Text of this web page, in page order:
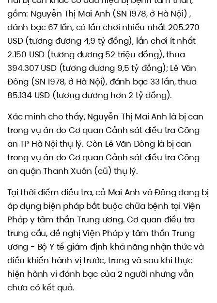
gồm: Nguyễn Thị Mai Anh (SN 1978, ở Hà Nội) ,
đánh bạc 67 lần, có lần chơi nhiều nhất 205.270
USD (tương đương 4,9 tỷ đồng), lần chơi ít nhất
2.150 USD (tương đương 52 triệu đồng), thua
394.307 USD (tương đương 9,5 tỷ đồng); Lê Văn
Đông (SN 1978, ở Hà Nội), đánh bạc 33 lần, thua
85.134 USD (tương đương hơn 2 tỷ đồng).
Xác minh cho thấy, Nguyễn Thị Mai Anh là bị can
trong vụ án do Cơ quan Cảnh sát điều tra Công
an TP Hà Nội thụ lý. Còn Lê Văn Đông là bị can
trong vụ án do Cơ quan Cảnh sát điều tra Công
an quận Thanh Xuân (cũ) thụ lý.
Tại thời điểm điều tra, cả Mai Anh và Đông đang bị
áp dụng biện pháp bắt buộc chữa bệnh tại Viện
Pháp y tâm thần Trung ương. Cơ quan điều tra
trưng cầu, đề nghị Viện Pháp y tâm thần Trung
ương - Bộ Y tế giám định khả năng nhận thức và
điều khiển hành vị trước, trong và sau khi thực
hiện hành vi đánh bạc của 2 người nhưng vẫn
chưa có kết quả.